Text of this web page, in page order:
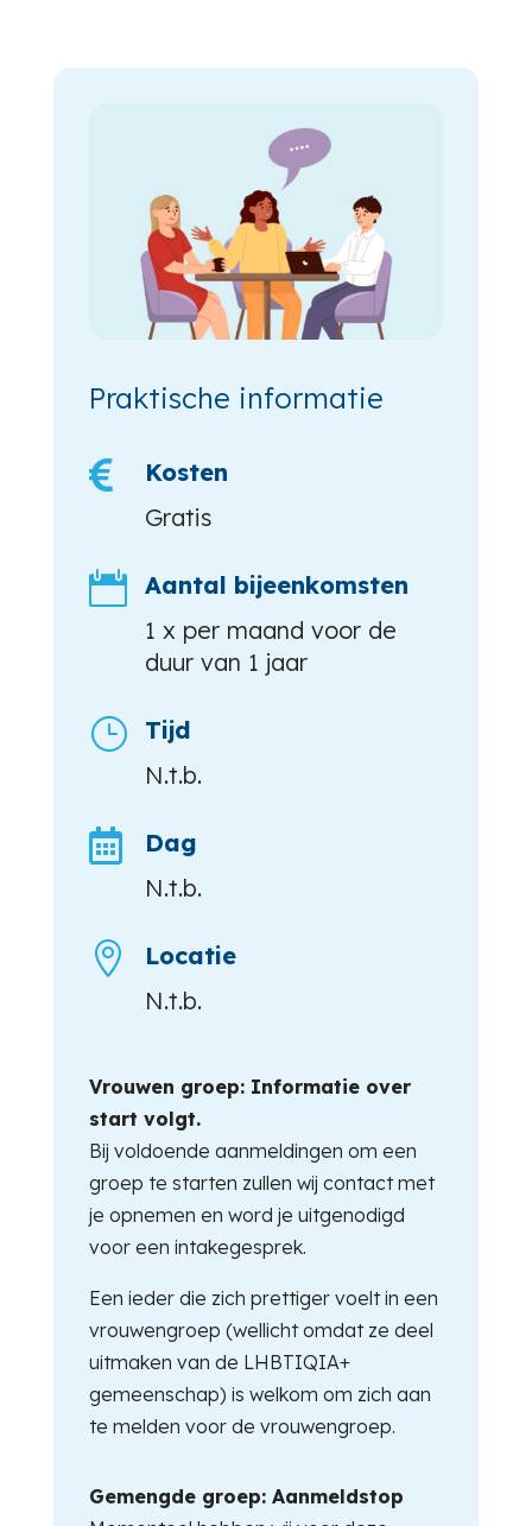
Praktische informatie

Kosten
Gratis

Aantal bijeenkomsten
1 x per maand voor de
duur van 1 jaar
}
Tijd
N.t.b.

Dag
N.t.b.

Locatie
N.t.b.
Vrouwen groep: Informatie over
start volgt.
Bij voldoende aanmeldingen om een
groep te starten zullen wij contact met
je opnemen en word je uitgenodigd
voor een intakegesprek.
Een ieder die zich prettiger voelt in een
vrouwengroep (wellicht omdat ze deel
uitmaken van de LHBTIQIA+
gemeenschap) is welkom om zich aan
te melden voor de vrouwengroep.
Gemengde groep: Aanmeldstop